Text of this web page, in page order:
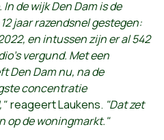
de wijk Den Dam is de
jaar razendsnel gestegen:
en intussen zijn er al 542
vergund. Met een
Den Dam nu, na de
concentratie
reageert Laukens. "Dat zet
op de woningmarkt."